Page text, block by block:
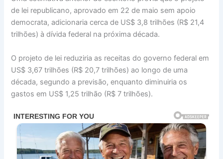
de lei republicano, aprovado em 22 de maio sem apoio
democrata, adicionaria cerca de US$ 3,8 trilhões (R$ 21,4
trilhões) à dívida federal na próxima década.
O projeto de lei reduziria as receitas do governo federal em
US$ 3,67 trilhões (R$ 20,7 trilhões) ao longo de uma
década, segundo a previsão, enquanto diminuiria os
gastos em US$ 1,25 trilhão (R$ 7 trilhões).